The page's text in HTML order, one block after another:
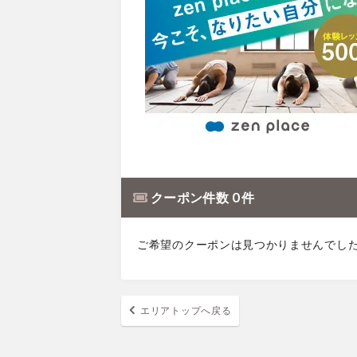
クーポン件数 0 件
ご希望のクーポンは見つかりませんでし
エリアトップへ戻る